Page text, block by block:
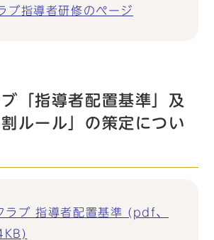
ブ指導者研修のページ
「指導者配置基準」及
ルール」の策定につい
ラブ 指導者配置基準 (pdf、